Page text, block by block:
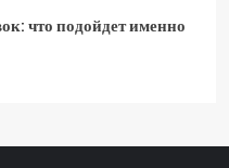
что подойдет именно